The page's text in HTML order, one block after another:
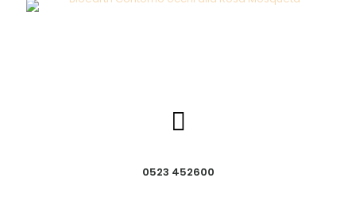
0523 452600